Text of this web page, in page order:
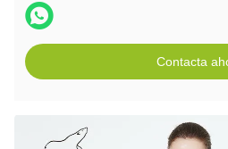
Contacta